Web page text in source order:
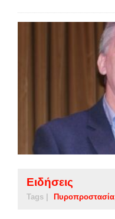
Ειδήσεις
Tags | Πυροπροστασία